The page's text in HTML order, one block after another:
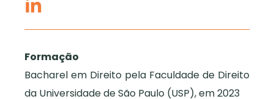
Formação
Bacharel em Direito pela Faculdade de Direito
da Universidade de São Paulo (USP), em 2023